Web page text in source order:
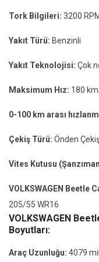
Tork Bilgileri: 3200
Yakıt Türü: Benzinli
Yakıt Teknolojisi: Çok
Maksimum Hız: 180
0-100 km arası
Çekiş Türü: Önden
Vites Kutusu
VOLKSWAGEN Beetle
205/55 WR16
VOLKSWAGEN
Boyutları:
Araç Uzunluğu: 4079